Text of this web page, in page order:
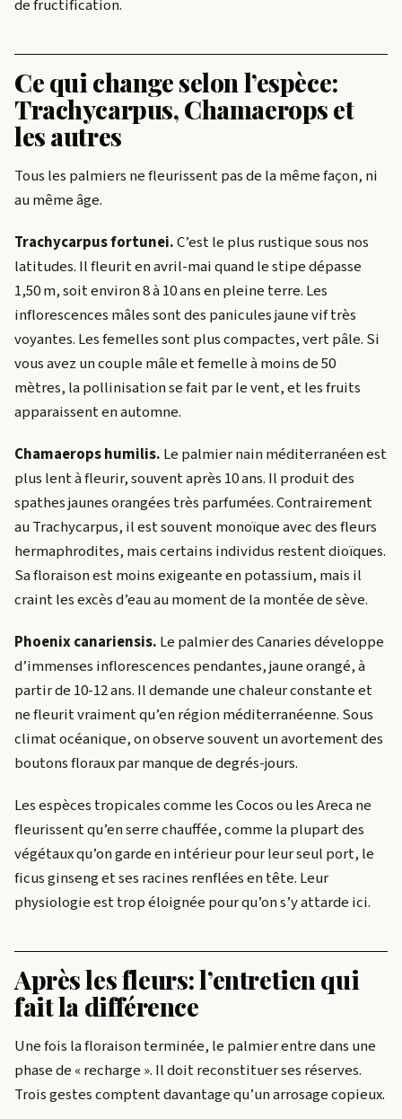
de fructification.
Ce qui change selon l’espèce:
Trachycarpus, Chamaerops et
les autres
Tous les palmiers ne fleurissent pas de la même façon, ni
au même âge.
Trachycarpus fortunei.C’est le plus rustique sous nos
latitudes. Il fleurit en avril-mai quand le stipe dépasse
1,50 m, soit environ 8 à 10 ans en pleine terre. Les
inflorescences mâles sont des panicules jaune vif très
voyantes. Les femelles sont plus compactes, vert pâle. Si
vous avez un couple mâle et femelle à moins de 50
mètres, la pollinisation se fait par le vent, et les fruits
apparaissent en automne.
Chamaerops humilis. Le palmier nain méditerranéen est
plus lent à fleurir, souvent après 10 ans. Il produit des
spathes jaunes orangées très parfumées. Contrairement
au Trachycarpus, il est souvent monoïque avec des fleurs
hermaphrodites, mais certains individus restent dioïques.
Sa floraison est moins exigeante en potassium, mais il
craint les excès d’eau au moment de la montée de sève.
Phoenix canariensis. Le palmier des Canaries développe
d’immenses inflorescences pendantes, jaune orangé, à
partir de 10-12 ans. Il demande une chaleur constante et
ne fleurit vraiment qu’en région méditerranéenne. Sous
climat océanique, on observe souvent un avortement des
boutons floraux par manque de degrés-jours.
Les espèces tropicales comme les Cocos ou les Areca ne
fleurissent qu’en serre chauffée, comme la plupart des
végétaux qu’on garde en intérieur pour leur seul port, le
ficus ginseng et ses racines renflées en tête. Leur
physiologie est trop éloignée pour qu’on s’y attarde ici.
Après les fleurs: l’entretien qui
fait la différence
Une fois la floraison terminée, le palmier entre dans une
phase de « recharge ». Il doit reconstituer ses réserves.
Trois gestes comptent davantage qu’un arrosage copieux.